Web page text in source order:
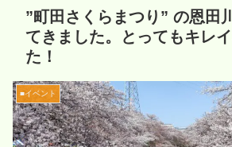
”町田さくらまつり” の恩田
てきました。とってもキレ
た！
■イベント